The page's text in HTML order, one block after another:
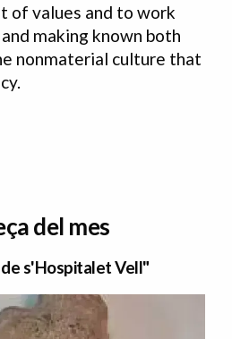
of values and to work
making known both
nonmaterial culture that
del mes
s'Hospitalet Vell"